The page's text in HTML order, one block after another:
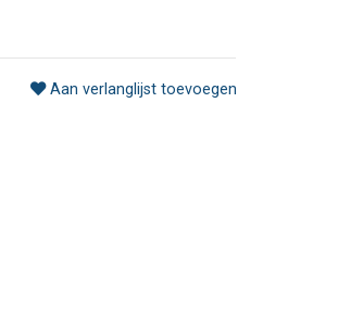
Aan verlanglijst toevoegen